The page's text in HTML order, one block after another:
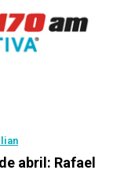
abril: Rafael